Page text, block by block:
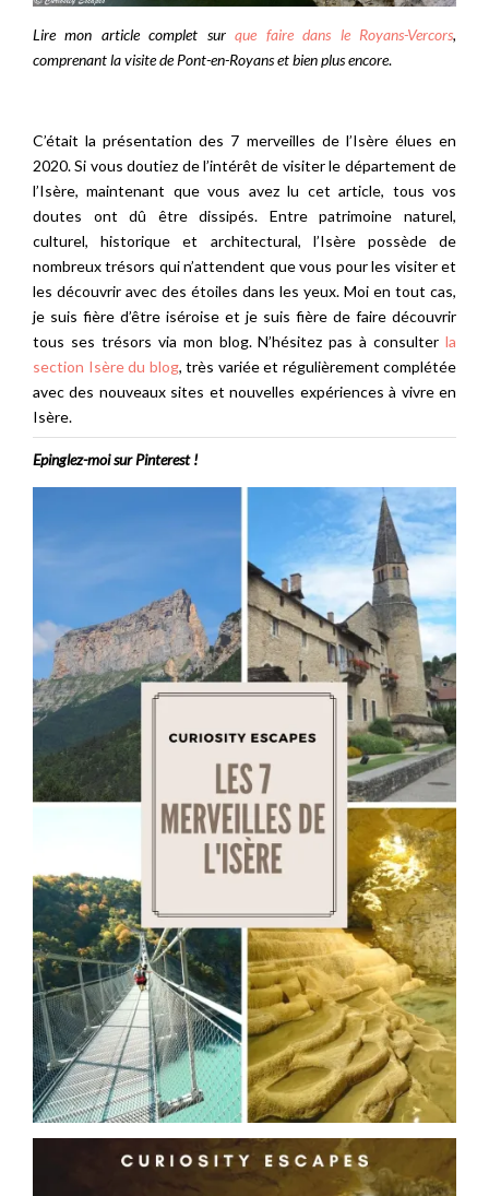
Lire mon article complet surque faire dans le Royans-Vercors,
comprenant la visite de Pont-en-Royans et bien plus encore.
C’était la présentation des 7 merveilles de l’Isère élues en
2020. Si vous doutiez de l’intérêt de visiter le département de
l’Isère, maintenant que vous avez lu cet article, tous vos
doutes ont dû être dissipés. Entre patrimoine naturel,
culturel, historique et architectural, l’Isère possède de
nombreux trésors qui n’attendent que vous pour les visiter et
les découvrir avec des étoiles dans les yeux. Moi en tout cas,
je suis fière d’être iséroise et je suis fière de faire découvrir
tous ses trésors via mon blog. N’hésitez pas à consulter la
section Isère du blog, très variée et régulièrement complétée
avec des nouveaux sites et nouvelles expériences à vivre en
Isère.
Epinglez-moi sur Pinterest !